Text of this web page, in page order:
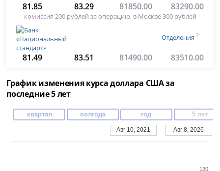
81.85 83.29 81850.00 83290.00
комиссия 200 рублей за операцию, в Москве 300 рублей
Отделения 2
81.49 83.51 81490.00 83510.00
График изменения курса доллара США за
последние 5 лет
120
квартал полгода год 5 лет
Авг 10, 2021 Авг 8, 2026